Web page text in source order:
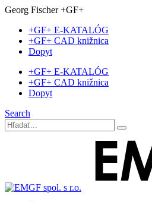
Georg Fischer +GF+
+GF+ E-KATALÓG
+GF+ CAD knižnica
Dopyt
+GF+ E-KATALÓG
+GF+ CAD knižnica
Dopyt
Search